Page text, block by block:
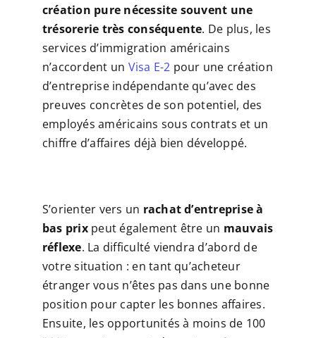
création pure nécessite souvent une
trésorerie très conséquente. De plus, les
services d’immigration américains
n’accordent un Visa E-2 pour une création
d’entreprise indépendante qu’avec des
preuves concrètes de son potentiel, des
employés américains sous contrats et un
chiffre d’affaires déjà bien développé.
S’orienter vers un rachat d’entreprise à
bas prixpeut également être un mauvais
réflexe. La difficulté viendra d’abord de
votre situation : en tant qu’acheteur
étranger vous n’êtes pas dans une bonne
position pour capter les bonnes affaires.
Ensuite, les opportunités à moins de 100